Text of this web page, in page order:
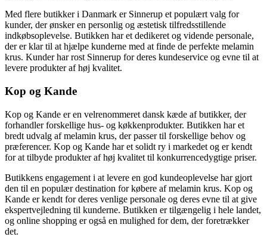
Med flere butikker i Danmark er Sinnerup et populært valg for
kunder, der ønsker en personlig og æstetisk tilfredsstillende
indkøbsoplevelse. Butikken har et dedikeret og vidende personale,
der er klar til at hjælpe kunderne med at finde de perfekte melamin
krus. Kunder har rost Sinnerup for deres kundeservice og evne til at
levere produkter af høj kvalitet.
Kop og Kande
Kop og Kande er en velrenommeret dansk kæde af butikker, der
forhandler forskellige hus- og køkkenprodukter. Butikken har et
bredt udvalg af melamin krus, der passer til forskellige behov og
præferencer. Kop og Kande har et solidt ry i markedet og er kendt
for at tilbyde produkter af høj kvalitet til konkurrencedygtige priser.
Butikkens engagement i at levere en god kundeoplevelse har gjort
den til en populær destination for købere af melamin krus. Kop og
Kande er kendt for deres venlige personale og deres evne til at give
ekspertvejledning til kunderne. Butikken er tilgængelig i hele landet,
og online shopping er også en mulighed for dem, der foretrækker
det.